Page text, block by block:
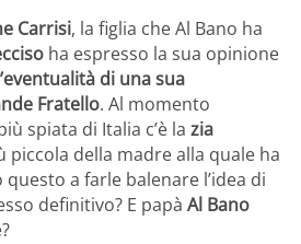
Carrisi, la figlia che Al Bano ha
ha espresso la sua opinione
di una sua
Fratello. Al momento
spiata di Italia c’è la zia
piccola della madre alla quale ha
a farle balenare l’idea di
definitivo? E papà Al Bano